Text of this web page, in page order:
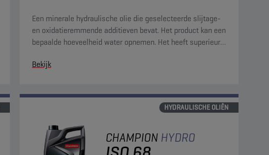
Een minerale hydraulische olie die geselecteerde slijtage-
en oxidatieremmende additieven bevat. Het product kan een
bepaalde hoeveelheid water opnemen. Het heeft superieure
Bekijk
HYDRAULISCHE OLIËN
CHAMPION HYDRO